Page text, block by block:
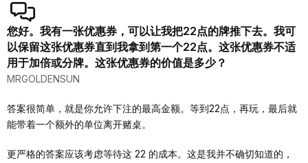
您好。我有一张优惠券，可以让我把22点的牌推下去。我可
以保留这张优惠券直到我拿到第一个22点。这张优惠券不适
用于加倍或分牌。这张优惠券的价值是多少？
MRGOLDENSUN
答案很简单，就是你允许下注的最高金额。等到22点，再玩，最后就
能带着一个额外的单位离开赌桌。
更严格的答案应该考虑等待这 22 的成本。这是我并不确切知道的，